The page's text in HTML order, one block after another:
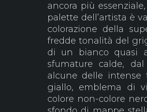
ancora più
palette dell’artista è
colorazione della
fredde tonalità del
di un bianco quasi
sfumature calde,
alcune delle intense
giallo, emblema di
colore non-colore